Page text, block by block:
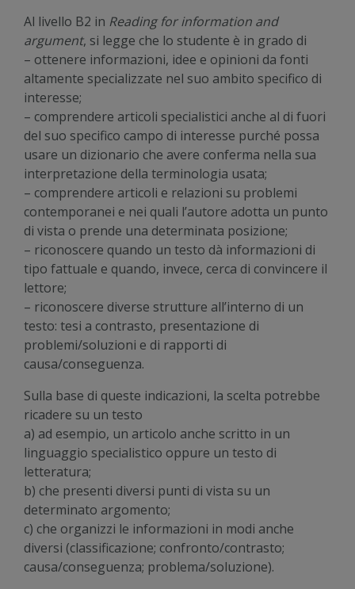
Al livello B2 in Reading for information and
argument, si legge che lo studente è in grado di
– ottenere informazioni, idee e opinioni da fonti
altamente specializzate nel suo ambito specifico di
interesse;
– comprendere articoli specialistici anche al di fuori
del suo specifico campo di interesse purché possa
usare un dizionario che avere conferma nella sua
interpretazione della terminologia usata;
– comprendere articoli e relazioni su problemi
contemporanei e nei quali l’autore adotta un punto
di vista o prende una determinata posizione;
– riconoscere quando un testo dà informazioni di
tipo fattuale e quando, invece, cerca di convincere il
lettore;
– riconoscere diverse strutture all’interno di un
testo: tesi a contrasto, presentazione di
problemi/soluzioni e di rapporti di
causa/conseguenza.
Sulla base di queste indicazioni, la scelta potrebbe
ricadere su un testo
a) ad esempio, un articolo anche scritto in un
linguaggio specialistico oppure un testo di
letteratura;
b) che presenti diversi punti di vista su un
determinato argomento;
c) che organizzi le informazioni in modi anche
diversi (classificazione; confronto/contrasto;
causa/conseguenza; problema/soluzione).